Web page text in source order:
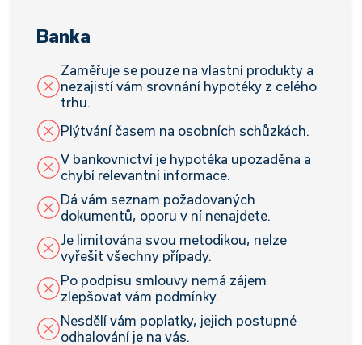
Banka
Zaměřuje se pouze na vlastní produkty a
nezajistí vám srovnání hypotéky z celého
trhu.
Plýtvání časem na osobních schůzkách.
V bankovnictví je hypotéka upozaděna a
chybí relevantní informace.
Dá vám seznam požadovaných
dokumentů, oporu v ní nenajdete.
Je limitována svou metodikou, nelze
vyřešit všechny případy.
Po podpisu smlouvy nemá zájem
zlepšovat vám podmínky.
Nesdělí vám poplatky, jejich postupné
odhalování je na vás.